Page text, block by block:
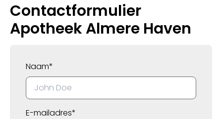
Contactformulier
Apotheek Almere Haven
Naam*
E-mailadres*